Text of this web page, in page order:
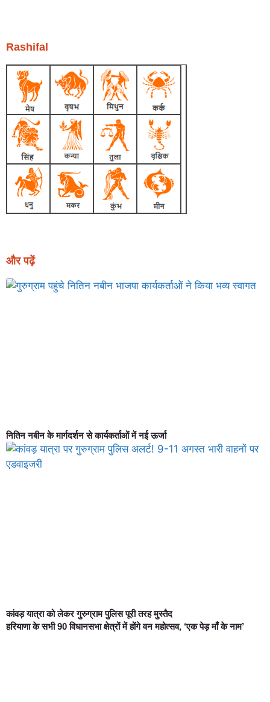
Rashifal
और पढ़ें
नितिन नबीन के मार्गदर्शन से कार्यकर्ताओं में नई ऊर्जा
कांवड़ यात्रा को लेकर गुरुग्राम पुलिस पूरी तरह मुस्तैद
हरियाणा के सभी 90 विधानसभा क्षेत्रों में होंगे वन महोत्सव, ‘एक पेड़ माँ के नाम’